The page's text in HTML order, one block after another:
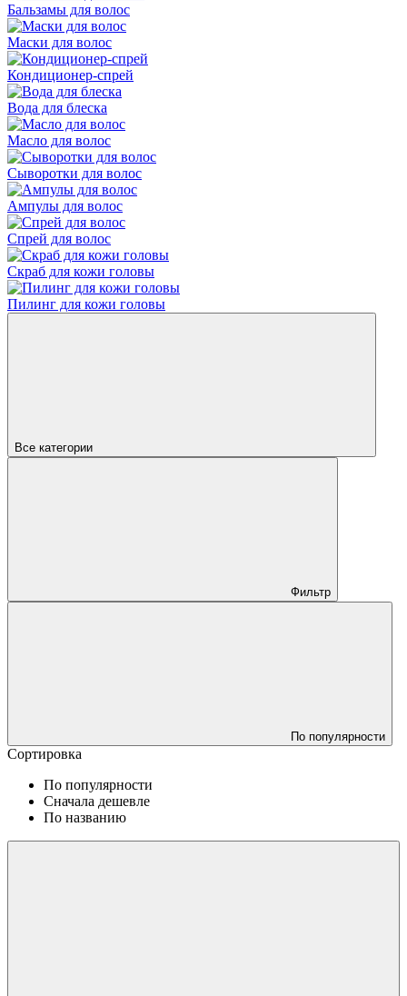
Бальзамы для волос
Маски для волос
Кондиционер-спрей
Вода для блеска
Масло для волос
Сыворотки для волос
Ампулы для волос
Спрей для волос
Скраб для кожи головы
Пилинг для кожи головы
Все категории
Фильтр
По популярности
Сортировка
По популярности
Сначала дешевле
По названию